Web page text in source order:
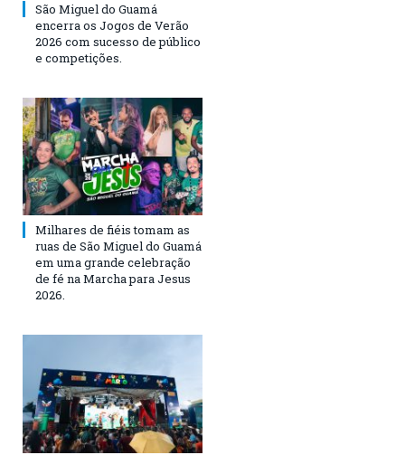
São Miguel do Guamá
encerra os Jogos de Verão
2026 com sucesso de público
e competições.
Milhares de fiéis tomam as
ruas de São Miguel do Guamá
em uma grande celebração
de fé na Marcha para Jesus
2026.